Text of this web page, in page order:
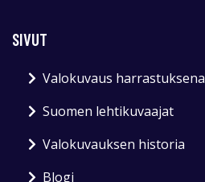
SIVUT
Valokuvaus harrastuksena
Suomen lehtikuvaajat
Valokuvauksen historia
Blogi